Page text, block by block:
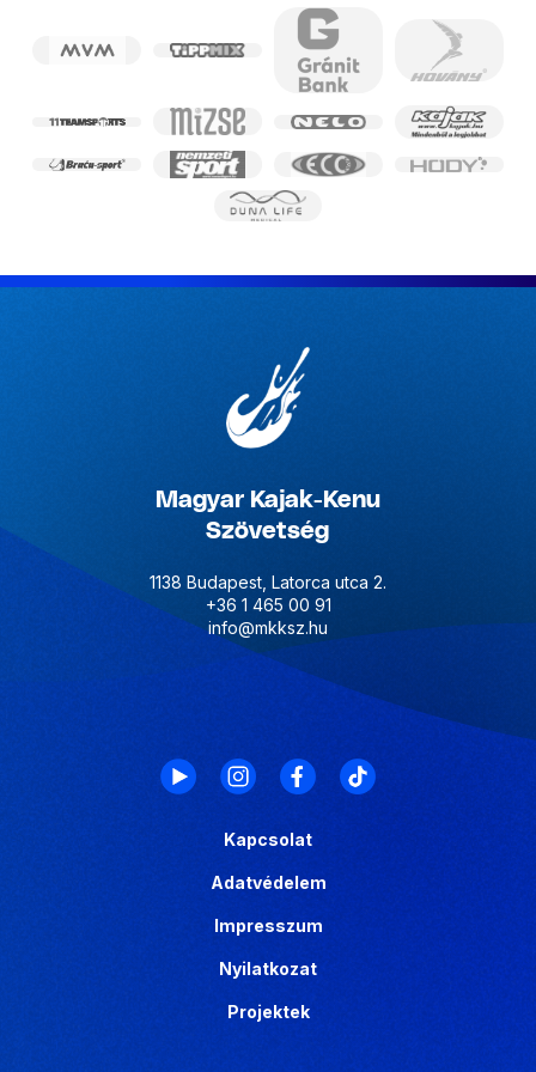
Magyar Kajak-Kenu
Szövetség
1138 Budapest, Latorca utca 2.
+36 1 465 00 91
info@mkksz.hu
Kapcsolat
Adatvédelem
Impresszum
Nyilatkozat
Projektek